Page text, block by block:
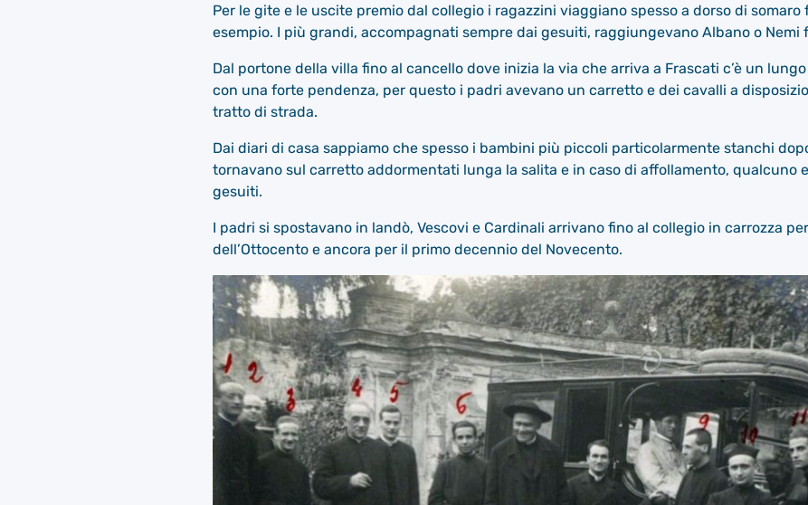
Per le gite e le uscite premio dal collegio i ragazzini viaggiano spesso a dorso di somaro
esempio. I più grandi, accompagnati sempre dai gesuiti, raggiungevano Albano o Nemi
Dal portone della villa fino al cancello dove inizia la via che arriva a Frascati c’è un
con una forte pendenza, per questo i padri avevano un carretto e dei cavalli a
tratto di strada.
Dai diari di casa sappiamo che spesso i bambini più piccoli particolarmente stanchi
tornavano sul carretto addormentati lunga la salita e in caso di affollamento, qualcuno
gesuiti.
I padri si spostavano in landò, Vescovi e Cardinali arrivano fino al collegio in carrozza
dell’Ottocento e ancora per il primo decennio del Novecento.